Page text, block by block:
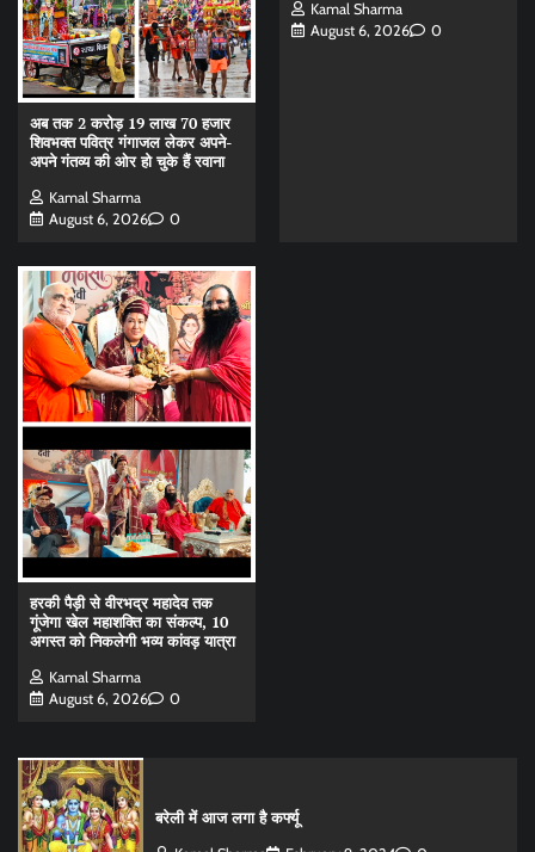
अब तक 2 करोड़ 19 लाख 70 हजार
शिवभक्त पवित्र गंगाजल लेकर अपने-
अपने गंतव्य की ओर हो चुके हैं रवाना
Kamal Sharma
August 6, 2026
0
Kamal Sharma
August 6, 2026
0
हरकी पैड़ी से वीरभद्र महादेव तक
गूंजेगा खेल महाशक्ति का संकल्प, 10
अगस्त को निकलेगी भव्य कांवड़ यात्रा
Kamal Sharma
August 6, 2026
0
बरेली में आज लगा है कर्फ्यू